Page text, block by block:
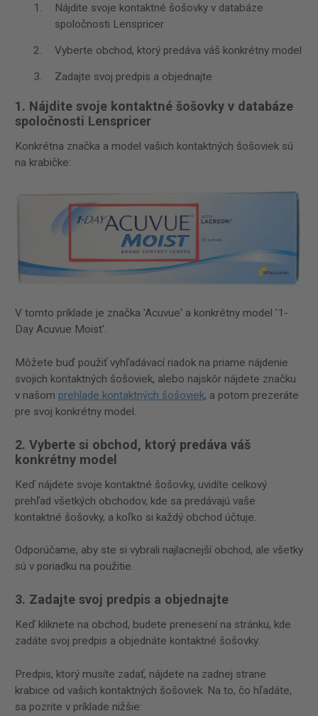
Nájdite svoje kontaktné šošovky v databáze
spoločnosti Lenspricer
Vyberte obchod, ktorý predáva váš konkrétny model
Zadajte svoj predpis a objednajte
1. Nájdite svoje kontaktné šošovky v databáze
spoločnosti Lenspricer
Konkrétna značka a model vašich kontaktných šošoviek sú
na krabičke:
V tomto príklade je značka 'Acuvue' a konkrétny model '1-
Day Acuvue Moist'.
Môžete buď použiť vyhľadávací riadok na priame nájdenie
svojich kontaktných šošoviek, alebo najskôr nájdete značku
v našom prehlade kontaktných šošoviek, a potom prezeráte
pre svoj konkrétny model.
2. Vyberte si obchod, ktorý predáva váš
konkrétny model
Keď nájdete svoje kontaktné šošovky, uvidíte celkový
prehľad všetkých obchodov, kde sa predávajú vaše
kontaktné šošovky, a koľko si každý obchod účtuje.
Odporúčame, aby ste si vybrali najlacnejší obchod, ale všetky
sú v poriadku na použitie.
3. Zadajte svoj predpis a objednajte
Keď kliknete na obchod, budete prenesení na stránku, kde
zadáte svoj predpis a objednáte kontaktné šošovky.
Predpis, ktorý musíte zadať, nájdete na zadnej strane
krabice od vašich kontaktných šošoviek. Na to, čo hľadáte,
sa pozrite v príklade nižšie: